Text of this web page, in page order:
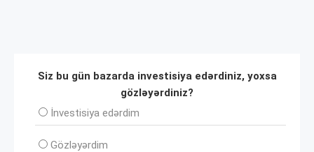
Siz bu gün bazarda investisiya edərdiniz, yoxsa
gözləyərdiniz?
İnvеstisiya edərdim
Gözləyərdim